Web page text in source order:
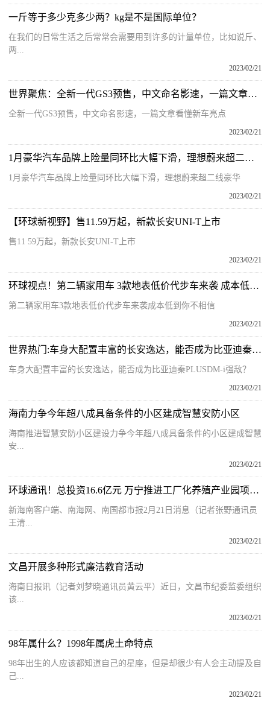
一斤等于多少克多少两？kg是不是国际单位？
在我们的日常生活之后常常会需要用到许多的计量单位，比如说斤、
两...
2023/02/21
世界聚焦：全新一代GS3预售，中文命名影速，一篇文章看懂新车亮点
全新一代GS3预售，中文命名影速，一篇文章看懂新车亮点
2023/02/21
1月豪华汽车品牌上险量同环比大幅下滑，理想蔚来超二线豪华
1月豪华汽车品牌上险量同环比大幅下滑，理想蔚来超二线豪华
2023/02/21
【环球新视野】售11.59万起，新款长安UNI-T上市
售11 59万起，新款长安UNI-T上市
2023/02/21
环球视点！第二辆家用车 3款地表低价代步车来袭 成本低到你不相信
第二辆家用车3款地表低价代步车来袭成本低到你不相信
2023/02/21
世界热门:车身大配置丰富的长安逸达，能否成为比亚迪秦PLUS DM-i强敌？
车身大配置丰富的长安逸达，能否成为比亚迪秦PLUSDM-i强敌？
2023/02/21
海南力争今年超八成具备条件的小区建成智慧安防小区
海南推进智慧安防小区建设力争今年超八成具备条件的小区建成智慧
安...
2023/02/21
环球通讯！总投资16.6亿元 万宁推进工厂化养殖产业园项目建设
新海南客户端、南海网、南国都市报2月21日消息（记者张野通讯员
王清...
2023/02/21
文昌开展多种形式廉洁教育活动
海南日报讯（记者刘梦晓通讯员黄云平）近日，文昌市纪委监委组织
该...
2023/02/21
98年属什么？1998年属虎土命特点
98年出生的人应该都知道自己的星座，但是却很少有人会主动提及自
己...
2023/02/21